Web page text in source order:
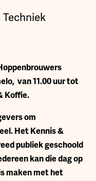
van 11.00 uur tot
Koffie.
om
Het Kennis &
publiek geschoold
kan die dag op
maken met het